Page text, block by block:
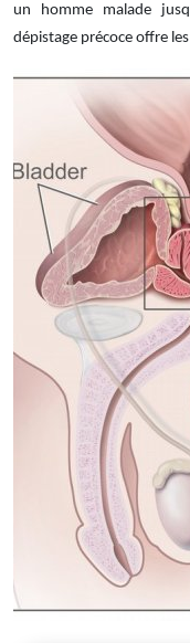
un homme malade
dépistage précoce offre